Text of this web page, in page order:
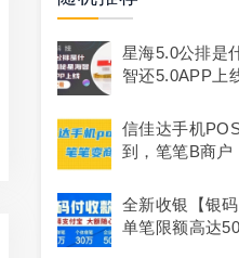
星海5.0公排是
智还5.0APP上
信佳达手机
到，笔笔B商户
全新收银【银
单笔限额高达